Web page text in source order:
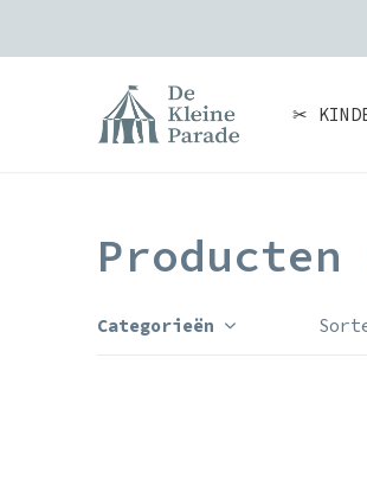
✂
Categorieën